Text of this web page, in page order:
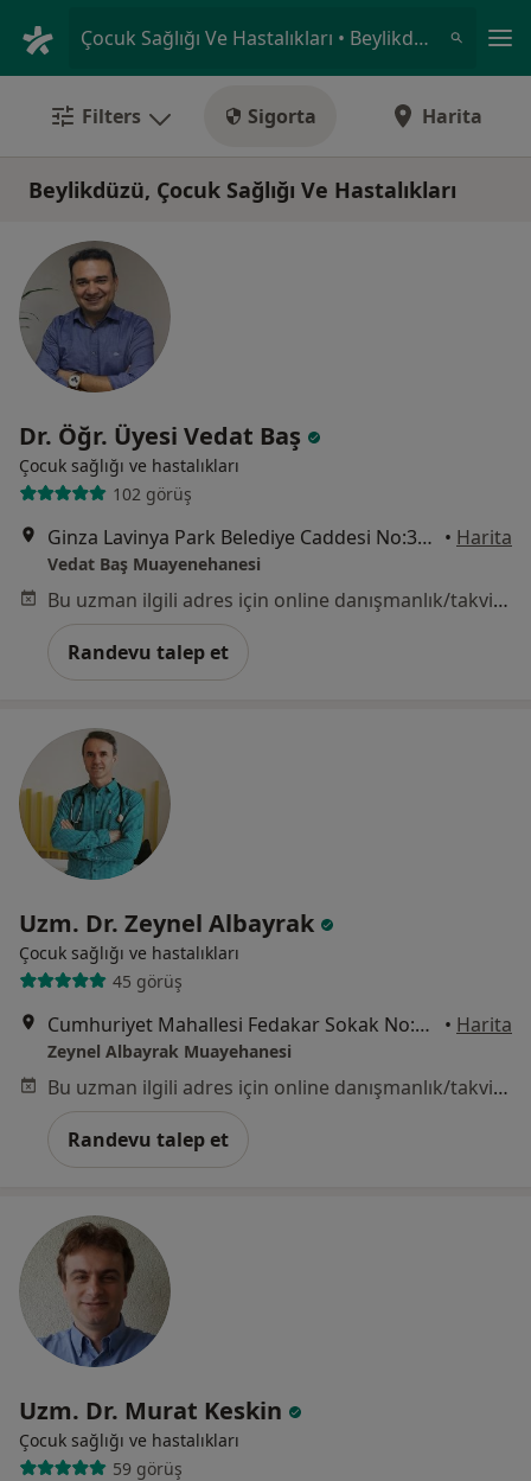
Çocuk Sağlığı Ve Hastalıkları • Beylikdüzü, İstanbul
Filters Sigorta Harita
Beylikdüzü, Çocuk Sağlığı Ve Hastalıkları
Dr. Öğr. Üyesi Vedat Baş
Çocuk sağlığı ve hastalıkları
102 görüş
Ginza Lavinya Park Belediye Caddesi No:30174, Beylikdüzü • Harita
Vedat Baş Muayenehanesi
Bu uzman ilgili adres için online danışmanlık/takvim sunmuyor.
Randevu talep et
Uzm. Dr. Zeynel Albayrak
Çocuk sağlığı ve hastalıkları
45 görüş
Cumhuriyet Mahallesi Fedakar Sokak No:13/4 Blok Opal Demir Romance Sitesi, İstanbul • Harita
Zeynel Albayrak Muayehanesi
Bu uzman ilgili adres için online danışmanlık/takvim sunmuyor.
Randevu talep et
Uzm. Dr. Murat Keskin
Çocuk sağlığı ve hastalıkları
59 görüş